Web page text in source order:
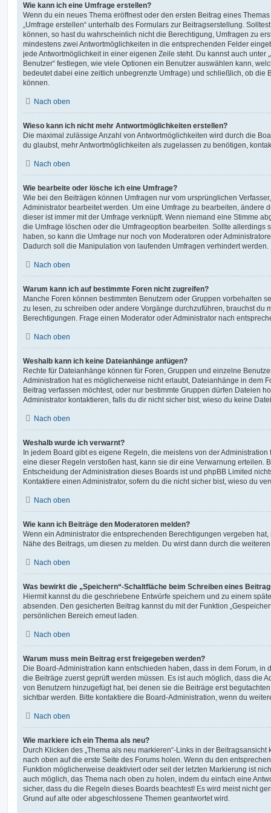
Wie kann ich eine Umfrage erstellen?
Wenn du ein neues Thema eröffnest oder den ersten Beitrag eines
„Umfrage erstellen“ unterhalb des Formulars zur Beitragserstellung.
können, so hast du wahrscheinlich nicht die Berechtigung, Umfragen zu
mindestens zwei Antwortmöglichkeiten in die entsprechenden Felder
jede Antwortmöglichkeit in einer eigenen Zeile steht. Du kannst auch unter
Benutzer“ festlegen, wie viele Optionen ein Benutzer auswählen kann,
bedeutet dabei eine zeitlich unbegrenzte Umfrage) und schließlich, ob die
können.
Nach oben
Wieso kann ich nicht mehr Antwortmöglichkeiten erstellen?
Die maximal zulässige Anzahl von Antwortmöglichkeiten wird durch die
du glaubst, mehr Antwortmöglichkeiten als zugelassen zu benötigen,
Nach oben
Wie bearbeite oder lösche ich eine Umfrage?
Wie bei den Beiträgen können Umfragen nur vom ursprünglichen
Administrator bearbeitet werden. Um eine Umfrage zu bearbeiten, ändere
dieser ist immer mit der Umfrage verknüpft. Wenn niemand eine Stimme
die Umfrage löschen oder die Umfrageoption bearbeiten. Sollte allerdings
haben, so kann die Umfrage nur noch von Moderatoren oder
Dadurch soll die Manipulation von laufenden Umfragen verhindert werden.
Nach oben
Warum kann ich auf bestimmte Foren nicht zugreifen?
Manche Foren können bestimmten Benutzern oder Gruppen vorbehalten
zu lesen, zu schreiben oder andere Vorgänge durchzuführen, brauchst du
Berechtigungen. Frage einen Moderator oder Administrator nach
Nach oben
Weshalb kann ich keine Dateianhänge anfügen?
Rechte für Dateianhänge können für Foren, Gruppen und einzelne
Administration hat es möglicherweise nicht erlaubt, Dateianhänge in dem
Beitrag verfassen möchtest, oder nur bestimmte Gruppen dürfen Dateien
Administrator kontaktieren, falls du dir nicht sicher bist, wieso du keine
Nach oben
Weshalb wurde ich verwarnt?
In jedem Board gibt es eigene Regeln, die meistens von der
eine dieser Regeln verstoßen hast, kann sie dir eine Verwarnung erteilen.
Entscheidung der Administration dieses Boards ist und phpBB Limited
Kontaktiere einen Administrator, sofern du die nicht sicher bist, wieso du
Nach oben
Wie kann ich Beiträge den Moderatoren melden?
Wenn ein Administrator die entsprechenden Berechtigungen vergeben
Nähe des Beitrags, um diesen zu melden. Du wirst dann durch die
Nach oben
Was bewirkt die „Speichern“-Schaltfläche beim Schreiben eines
Hiermit kannst du die geschriebene Entwürfe speichern und zu einem
absenden. Den gesicherten Beitrag kannst du mit der Funktion
persönlichen Bereich erneut laden.
Nach oben
Warum muss mein Beitrag erst freigegeben werden?
Die Board-Administration kann entschieden haben, dass in dem Forum, in
die Beiträge zuerst geprüft werden müssen. Es ist auch möglich, dass die
von Benutzern hinzugefügt hat, bei denen sie die Beiträge erst
sichtbar werden. Bitte kontaktiere die Board-Administration, wenn du
Nach oben
Wie markiere ich ein Thema als neu?
Durch Klicken des „Thema als neu markieren“-Links in der
nach oben auf die erste Seite des Forums holen. Wenn du den
Funktion möglicherweise deaktiviert oder seit der letzten Markierung ist
auch möglich, das Thema nach oben zu holen, indem du einfach eine
sicher, dass du die Regeln dieses Boards beachtest! Es wird meist nicht
Grund auf alte oder abgeschlossene Themen geantwortet wird.